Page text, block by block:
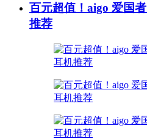
百元超值！aigo 爱国
推荐